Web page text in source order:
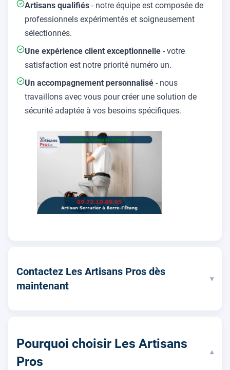
Artisans qualifiés - notre équipe est composée de
professionnels expérimentés et soigneusement
sélectionnés.
Une expérience client exceptionnelle - votre
satisfaction est notre priorité numéro un.
Un accompagnement personnalisé - nous
travaillons avec vous pour créer une solution de
sécurité adaptée à vos besoins spécifiques.
Contactez Les Artisans Pros dès
maintenant
▾
Pourquoi choisir Les Artisans
Pros
▾